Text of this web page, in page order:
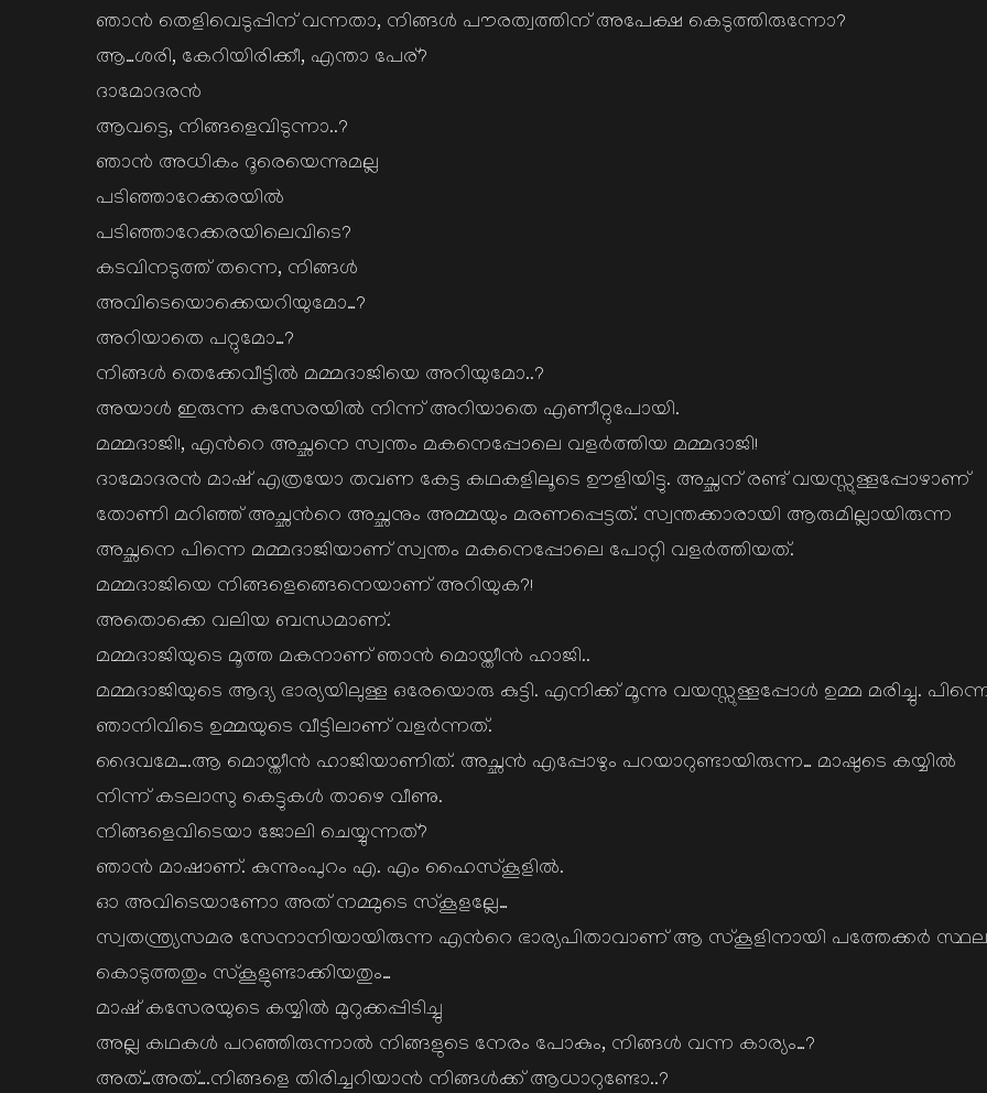
ഞാന്‍ തെളിവെടുപ്പിന് വന്നതാ, നിങ്ങള്‍ പൗരത്വത്തിന് അപേക്ഷ കെടുത്തിരുന്നോ?
ആ…ശരി, കേറിയിരിക്കീ, എന്താ പേര്?
ദാമോദരന്‍
ആവട്ടെ, നിങ്ങളെവിടുന്നാ..?
ഞാന്‍ അധികം ദൂരെയെന്നുമല്ല
പടിഞ്ഞാറേക്കരയില്‍
പടിഞ്ഞാറേക്കരയിലെവിടെ?
കടവിനടുത്ത് തന്നെ, നിങ്ങള്‍
അവിടെയൊക്കെയറിയുമോ…?
അറിയാതെ പറ്റുമോ…?
നിങ്ങള്‍ തെക്കേവീട്ടില്‍ മമ്മദാജിയെ അറിയുമോ..?
അയാള്‍ ഇരുന്ന കസേരയില്‍ നിന്ന് അറിയാതെ എണീറ്റുപോയി.
മമ്മദാജി!, എന്‍റെ അച്ഛനെ സ്വന്തം മകനെപ്പോലെ വളര്‍ത്തിയ മമ്മദാജി!
ദാമോദരന്‍ മാഷ് എത്രയോ തവണ കേട്ട കഥകളിലൂടെ ഊളിയിട്ടു. അച്ഛന് രണ്ട് വയസ്സുള്ളപ്പോഴാണ്
തോണി മറിഞ്ഞ് അച്ഛന്‍റെ അച്ഛനും അമ്മയും മരണപ്പെട്ടത്. സ്വന്തക്കാരായി ആരുമില്ലായിരുന്ന
അച്ഛനെ പിന്നെ മമ്മദാജിയാണ് സ്വന്തം മകനെപ്പോലെ പോറ്റി വളര്‍ത്തിയത്.
മമ്മദാജിയെ നിങ്ങളെങ്ങെനെയാണ് അറിയുക?!
അതൊക്കെ വലിയ ബന്ധമാണ്.
മമ്മദാജിയുടെ മൂത്ത മകനാണ് ഞാന്‍ മൊയ്തീന്‍ ഹാജി..
മമ്മദാജിയുടെ ആദ്യ ഭാര്യയിലുള്ള ഒരേയൊരു കുട്ടി. എനിക്ക് മൂന്നു വയസ്സുള്ളപ്പോള്‍ ഉമ്മ മരിച്ചു.
ഞാനിവിടെ ഉമ്മയുടെ വീട്ടിലാണ് വളര്‍ന്നത്.
ദൈവമേ….ആ മൊയ്തീന്‍ ഹാജിയാണിത്. അച്ഛന്‍ എപ്പോഴും പറയാറുണ്ടായിരുന്ന… മാഷുടെ കയ്യില്‍
നിന്ന് കടലാസു കെട്ടുകള്‍ താഴെ വീണു.
നിങ്ങളെവിടെയാ ജോലി ചെയ്യുന്നത്?
ഞാന്‍ മാഷാണ്. കുന്നുംപുറം എ. എം ഹൈസ്കൂളില്‍.
ഓ അവിടെയാണോ അത് നമ്മുടെ സ്കൂളല്ലേ…
സ്വതന്ത്ര്യസമര സേനാനിയായിരുന്ന എന്‍റെ ഭാര്യപിതാവാണ് ആ സ്കൂളിനായി പത്തേക്കര്‍
കൊടുത്തതും സ്കൂളുണ്ടാക്കിയതും…
മാഷ് കസേരയുടെ കയ്യില്‍ മുറുക്കപ്പിടിച്ചു
അല്ല കഥകള്‍ പറഞ്ഞിരുന്നാല്‍ നിങ്ങളുടെ നേരം പോകും, നിങ്ങള്‍ വന്ന കാര്യം…?
അത്…അത്….നിങ്ങളെ തിരിച്ചറിയാന്‍ നിങ്ങള്‍ക്ക് ആധാറുണ്ടോ..?